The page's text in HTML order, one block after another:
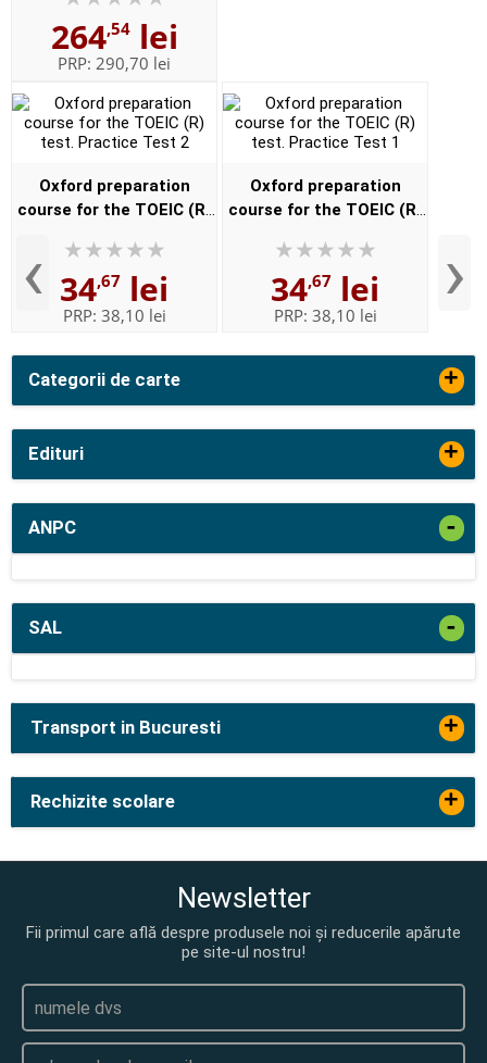
Categorii de carte +
Edituri +
ANPC -
SAL -
‹
learn the language they
need to write academic
English, w...
264,54lei
PRP: 290,70 lei
Oxford preparation
course for the TOEIC (R)
34,67 lei
PRP: 38,10 lei
Oxford preparation
course for the TOEIC (R)
34,67 lei
PRP: 38,10 lei ›
Transport in Bucuresti +
Rechizite scolare +
Newsletter
Fii primul care află despre produsele noi și reducerile apărute
pe site-ul nostru!